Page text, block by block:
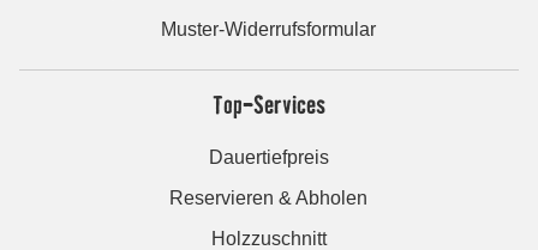
Muster-Widerrufsformular
Top-Services
Dauertiefpreis
Reservieren & Abholen
Holzzuschnitt